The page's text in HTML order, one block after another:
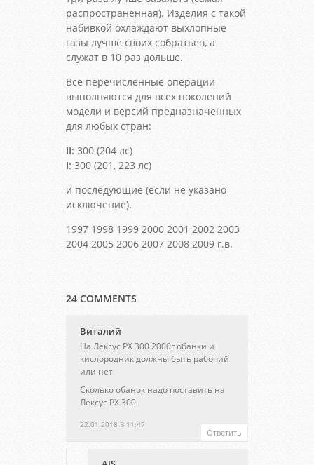
распространенная). Изделия с такой
набивкой охлаждают выхлопные
газы лучше своих собратьев, а
служат в 10 раз дольше.
Все перечисленные операции
выполняются для всех поколений
модели и версий предназначенных
для любых стран:
II: 300 (204 лс)
I: 300 (201, 223 лс)
и последующие (если не указано
исключение).
1997 1998 1999 2000 2001 2002 2003
2004 2005 2006 2007 2008 2009 г.в.
24 COMMENTS
Виталий
22.01.2018 В 11:47
На Лексус РХ 300 2000г обанки и
кислородник должны быть рабочий
или нет
Сколько обанок надо поставить на
Лексус РХ 300
Ответить